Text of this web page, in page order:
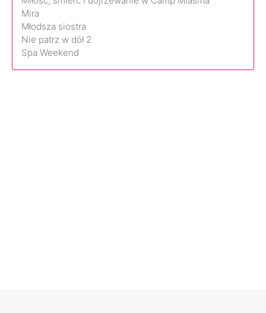
Mira
Młodsza siostra
Nie patrz w dół 2
Spa Weekend